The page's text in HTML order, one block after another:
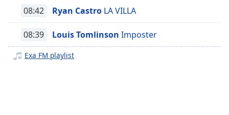
Chapters
Descriptions
descriptions
08:42 Ryan Castro LA VILLA
08:39 Louis Tomlinson Imposter
Exa FM playlist